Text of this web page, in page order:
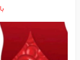
با ۴